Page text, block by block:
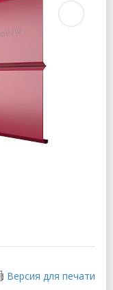
Версия для печати